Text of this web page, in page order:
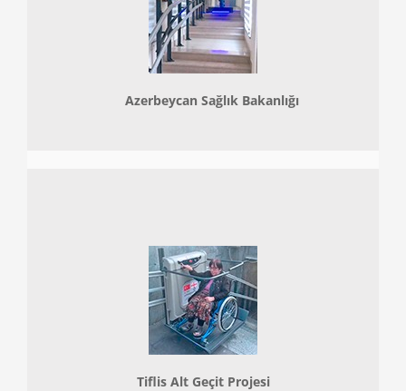
Azerbeycan Sağlık Bakanlığı
Tiflis Alt Geçit Projesi